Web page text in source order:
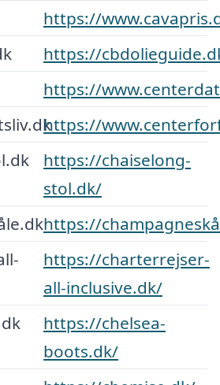
https://
https://
https://
https://
https://chaiselong-
stol.dk/
https://
https://charterrejser-
all-inclusive.dk/
https://chelsea-
boots.dk/